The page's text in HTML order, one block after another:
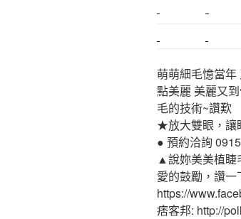
萌萌細毛憶當
點美麗 美麗又
毛的技術~讚歎
★放大雙眼，讓
● 預約洽詢
▲說妳美美植睫
愛的鼓勵，讚
https://
痞客邦: http://